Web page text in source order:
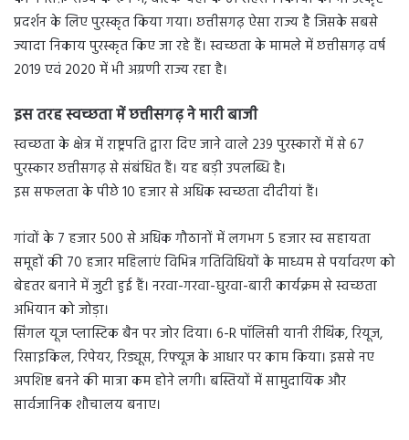
प्रदर्शन के लिए पुरस्कृत किया गया। छत्तीसगढ़ ऐसा राज्य है जिसके सबसे
ज्यादा निकाय पुरस्कृत किए जा रहे हैं। स्वच्छता के मामले में छत्तीसगढ़ वर्ष
2019 एवं 2020 में भी अग्रणी राज्य रहा है।
इस तरह स्वच्छता में छत्तीसगढ़ ने मारी बाजी
स्वच्छता के क्षेत्र में राष्ट्रपति द्वारा दिए जाने वाले 239 पुरस्कारों में से 67
पुरस्कार छत्तीसगढ़ से संबंधित हैं। यह बड़ी उपलब्धि है।
इस सफलता के पीछे 10 हजार से अधिक स्वच्छता दीदीयां हैं।
गांवों के 7 हजार 500 से अधिक गौठानों में लगभग 5 हजार स्व सहायता
समूहों की 70 हजार महिलाएं विभिन्न गतिविधियों के माध्यम से पर्यावरण को
बेहतर बनाने में जुटी हुई हैं। नरवा-गरवा-घुरवा-बारी कार्यक्रम से स्वच्छता
अभियान को जोड़ा।
सिंगल यूज प्लास्टिक बैन पर जोर दिया। 6-R पॉलिसी यानी रीथिंक, रियूज,
रिसाइकिल, रिपेयर, रिड्यूस, रिफ्यूज के आधार पर काम किया। इससे नए
अपशिष्ट बनने की मात्रा कम होने लगी। बस्तियों में सामुदायिक और
सार्वजानिक शौचालय बनाए।